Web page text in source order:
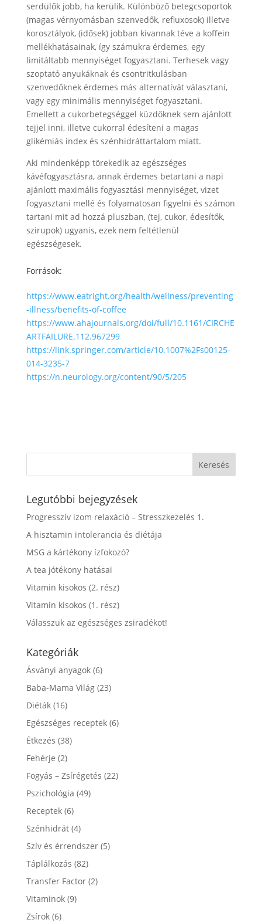
serdülők jobb, ha kerülik. Különböző betegcsoportok
(magas vérnyomásban szenvedők, refluxosok) illetve
korosztályok, (idősek) jobban kivannak téve a koffein
mellékhatásainak, így számukra érdemes, egy
limitáltabb mennyiséget fogyasztani. Terhesek vagy
szoptató anyukáknak és csontritkulásban
szenvedőknek érdemes más alternatívát választani,
vagy egy minimális mennyiséget fogyasztani.
Emellett a cukorbetegséggel küzdőknek sem ajánlott
tejjel inni, illetve cukorral édesíteni a magas
glikémiás index és szénhidráttartalom miatt.
Aki mindenképp törekedik az egészséges
kávéfogyasztásra, annak érdemes betartani a napi
ajánlott maximális fogyasztási mennyiséget, vizet
fogyasztani mellé és folyamatosan figyelni és számon
tartani mit ad hozzá pluszban, (tej, cukor, édesítők,
szirupok) ugyanis, ezek nem feltétlenül
egészségesek.
Források:
https://www.eatright.org/health/wellness/preventing
-illness/benefits-of-coffee
https://www.ahajournals.org/doi/full/10.1161/CIRCHE
ARTFAILURE.112.967299
https://link.springer.com/article/10.1007%2Fs00125-
014-3235-7
https://n.neurology.org/content/90/5/205
Legutóbbi bejegyzések
Progresszív izom relaxáció – Stresszkezelés 1.
A hisztamin intolerancia és diétája
MSG a kártékony ízfokozó?
A tea jótékony hatásai
Vitamin kisokos (2. rész)
Vitamin kisokos (1. rész)
Válasszuk az egészséges zsiradékot!
Kategóriák
Ásványi anyagok(6)
Baba-Mama Világ(23)
Diéták(16)
Egészséges receptek(6)
Étkezés (38)
Fehérje (2)
Fogyás – Zsírégetés (22)
Pszichológia (49)
Receptek(6)
Szénhidrát(4)
Szív és érrendszer(5)
Táplálkozás (82)
Transfer Factor(2)
Vitaminok(9)
Zsírok(6)